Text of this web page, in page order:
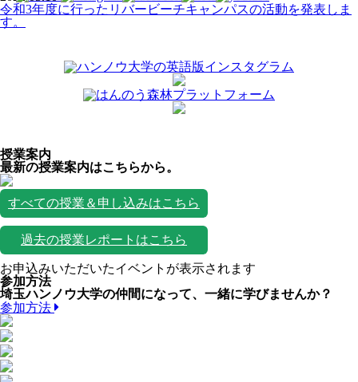
令和3年度に行ったリバービーチキャンパスの活動を発表しま
す。
授業案内
最新の授業案内はこちらから。
すべての授業＆申し込みはこちら
過去の授業レポートはこちら
お申込みいただいたイベントが表示されます
参加方法
埼玉ハンノウ大学の仲間になって、一緒に学びませんか？
参加方法